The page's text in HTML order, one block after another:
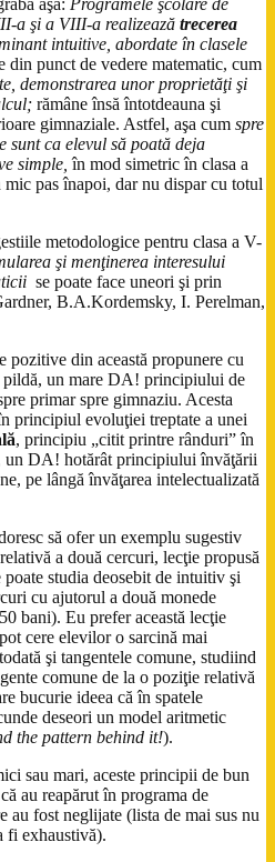
aşa: Programele şcolare de
a şi a VIII-a realizează trecerea
intuitive, abordate în clasele
din punct de vedere matematic, cum
demonstrarea unor proprietăţi şi
rămâne însă întotdeauna şi
gimnaziale. Astfel, aşa cum spre
sunt ca elevul să poată deja
simple, în mod simetric în clasa a
pas înapoi, dar nu dispar cu totul
metodologice pentru clasa a V-
şi menţinerea interesului
se poate face uneori şi prin
B.A.Kordemsky, I. Perelman,
pozitive din această propunere cu
pildă, un mare DA! principiului de
primar spre gimnaziu. Acesta
principiul evoluţiei treptate a unei
, principiu „citit printre rânduri” în
un DA! hotărât principiului învăţării
pe lângă învăţarea intelectualizată
să ofer un exemplu sugestiv
a două cercuri, lecţie propusă
studia deosebit de intuitiv şi
cu ajutorul a două monede
bani). Eu prefer această lecţie
cere elevilor o sarcină mai
şi tangentele comune, studiind
comune de la o poziţie relativă
bucurie ideea că în spatele
deseori un model aritmetic
the pattern behind it!).
sau mari, aceste principii de bun
au reapărut în programa de
au fost neglijate (lista de mai sus nu
fi exhaustivă).